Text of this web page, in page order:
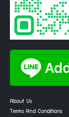
About Us
Terms And Conditions